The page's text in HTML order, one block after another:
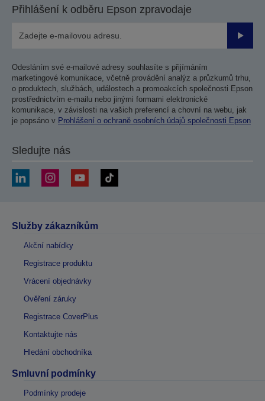
Přihlášení k odběru Epson zpravodaje
Odesláním své e-mailové adresy souhlasíte s přijímáním
marketingové komunikace, včetně provádění analýz a průzkumů trhu,
o produktech, službách, událostech a promoakcích společnosti Epson
prostřednictvím e-mailu nebo jinými formami elektronické
komunikace, v závislosti na vašich preferencí a chovní na webu, jak
je popsáno v Prohlášení o ochraně osobních údajů společnosti Epson
Sledujte nás
Služby zákazníkům
Akční nabídky
Registrace produktu
Vrácení objednávky
Ověření záruky
Registrace CoverPlus
Kontaktujte nás
Hledání obchodníka
Smluvní podmínky
Podmínky prodeje